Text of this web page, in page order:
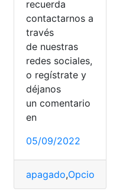
recuerda
contactarnos a
través
de nuestras
redes sociales,
o regístrate y
déjanos
un comentario
en
05/09/2022
apagado,Opciones